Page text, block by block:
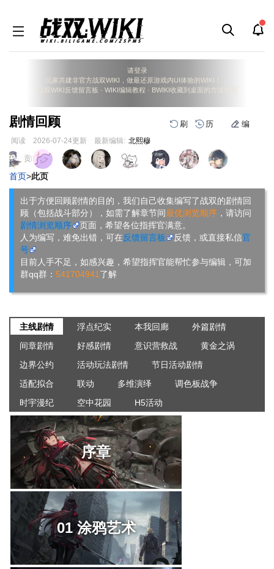
请登录
玩家共建非官方战双WIKI，做最还原游戏内UI体验的WIKI！
战双WIKI反馈留言板 · WIKI编辑教程 · BWIKI收藏到桌面的方法说明
剧情回顾 刷 历 编
阅读 2026-07-24更新 最新编辑: 北熙穆
跳
到
导
航
跳
到
搜
索
页面贡献者 :
首页>此页
出于方便回顾剧情的目的，我们自己收集编写了战双的剧情回
顾（包括战斗部分），如需了解章节间最优浏览顺序 ，请访问
剧情浏览顺序
页面，希望各位指挥官满意。
人为编写，难免出错，可在反馈留言板 反馈，或直接私信官
号
目前人手不足，如感兴趣，希望指挥官能帮忙参与编辑，可加
群qq群： 541704941了解
主线剧情 浮点纪实 本我回廊
外篇剧情
间章剧情
好感剧情 意识营救战
黄金之涡
边界公约
活动玩法剧情
节日活动剧情
适配拟合
联动 多维演绎
调色板战争
时宇漫纪
空中花园 H5活动
序章
01 涂鸦艺术